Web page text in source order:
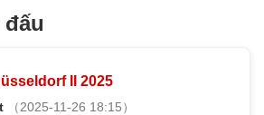
II 2025
（2025-11-26 18:15）